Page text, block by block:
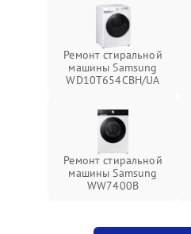
Ремонт стиральной
машины Samsung
WD10T654CBH/UA
Ремонт стиральной
машины Samsung
WW7400B